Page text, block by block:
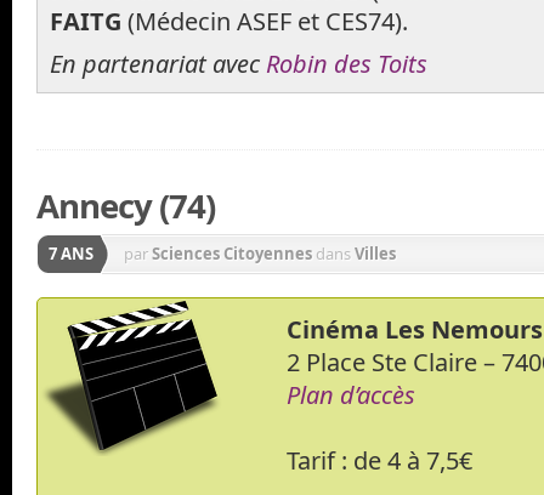
FAITG (Médecin ASEF et CES74).
En partenariat avec Robin des Toits
Annecy (74)
7 ANS parSciences Citoyennes dansVilles
Cinéma Les Nemours
2 Place Ste Claire –
Plan d’accès
Tarif : de 4 à 7,5€